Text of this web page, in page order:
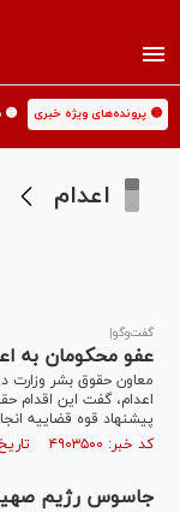
🟡 پرونده‌های ویژه خبری 🟡
اعدام
گفت‌و‌گو|
عفو محکومان به
اعدام، گفت این اقدام
پیشنهاد قوه قضاییه
کد خبر: ۴۹۰۳۵۰۰ تاریخ انتشار : ۱۴۰۵/۰۳/۲۸
جاسوس رژیم